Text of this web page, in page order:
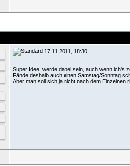
17.11.2011, 18:30
Super Idee, werde dabei sein, auch wenn ich's
Fände deshalb auch einen Samstag/Sonntag
Aber man soll sich ja nicht nach dem Einzelnen